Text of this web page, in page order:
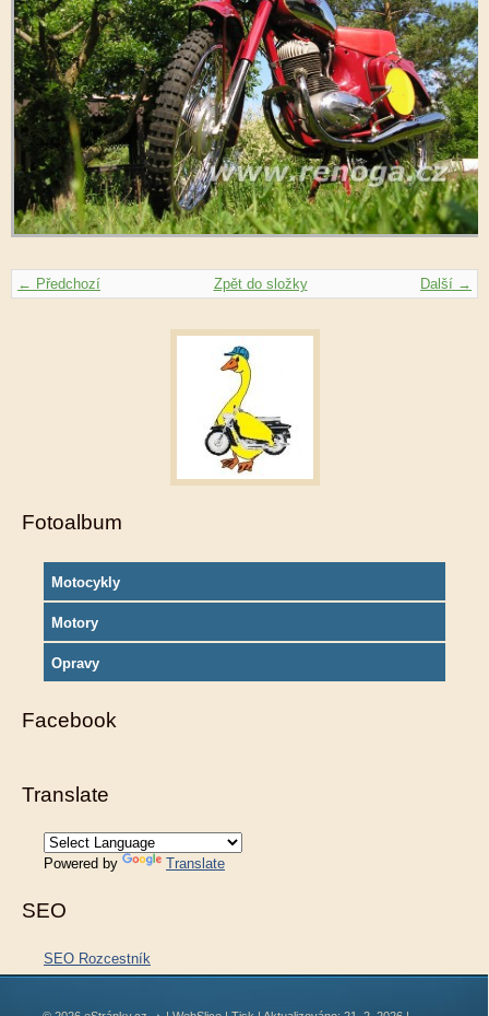
← Předchozí Další →
Zpět do složky
Fotoalbum
Motocykly
Motory
Opravy
Facebook
Translate
Powered by Translate
SEO
SEO Rozcestník